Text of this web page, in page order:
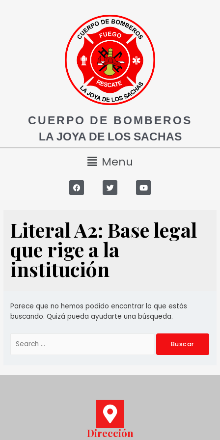
CUERPO DE BOMBEROS
LA JOYA DE LOS SACHAS
Menu
Literal A2: Base legal
que rige a la
institución
Parece que no hemos podido encontrar lo que estás
buscando. Quizá pueda ayudarte una búsqueda.
Dirección